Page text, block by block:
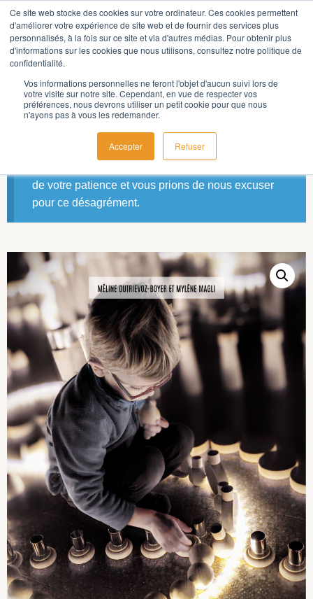
Ce site web stocke des cookies sur votre ordinateur. Ces cookies permettent
d'améliorer votre expérience de site web et de fournir des services plus
personnalisés, à la fois sur ce site et via d'autres médias. Pour obtenir plus
d'informations sur les cookies que nous utilisons, consultez notre politique de
confidentialité.
Vos informations personnelles ne feront l'objet d'aucun suivi lors de
votre visite sur notre site. Cependant, en vue de respecter vos
préférences, nous devrons utiliser un petit cookie pour que nous
n'ayons pas à vous les redemander.
Accepter Refuser
Accueil/Non classé/ Livre : Explorations lumineuses
Nous sommes actuellement en vacances et les
produits de la boutique seront indisponibles
de votre patience et vous prions de nous excuser
pour ce désagrément.